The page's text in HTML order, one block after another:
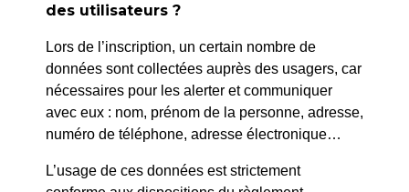
Horaires d’ouverture :
Mardi : 12h30-18h
Mercredi : 9h-12h et 14h-18h
Vendredi : 12h30-18h
Samedi : 9h-12h et 14h-18h
des utilisateurs ?
Lors de l’inscription, un certain nombre de
données sont collectées auprès des usagers, car
nécessaires pour les alerter et communiquer
avec eux : nom, prénom de la personne, adresse,
numéro de téléphone, adresse électronique…
L’usage de ces données est strictement